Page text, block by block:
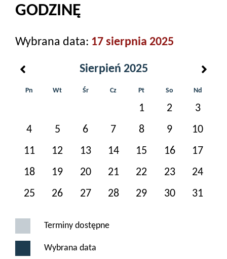
GODZINĘ
Wybrana data: 17 sierpnia 2025
Sierpień 2025
Pn Wt Śr Cz Pt So Nd
1 2
3
4
5 6 7 8 9
10
11
12 13 14 15 16
17
18
19 20 21 22 23
24
25
26 27 28 29 30 31
Terminy dostępne
Wybrana data